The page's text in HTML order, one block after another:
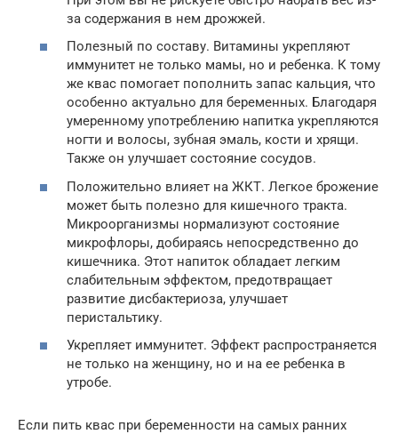
за содержания в нем дрожжей.
Полезный по составу. Витамины укрепляют
иммунитет не только мамы, но и ребенка. К тому
же квас помогает пополнить запас кальция, что
особенно актуально для беременных. Благодаря
умеренному употреблению напитка укрепляются
ногти и волосы, зубная эмаль, кости и хрящи.
Также он улучшает состояние сосудов.
Положительно влияет на ЖКТ. Легкое брожение
может быть полезно для кишечного тракта.
Микроорганизмы нормализуют состояние
микрофлоры, добираясь непосредственно до
кишечника. Этот напиток обладает легким
слабительным эффектом, предотвращает
развитие дисбактериоза, улучшает
перистальтику.
Укрепляет иммунитет. Эффект распространяется
не только на женщину, но и на ее ребенка в
утробе.
Если пить квас при беременности на самых ранних